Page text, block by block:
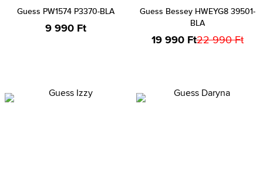
Guess PW1574 P3370-BLA
9 990 Ft
Guess Bessey HWEYG8 39501-
BLA
19 990 Ft22 990 Ft